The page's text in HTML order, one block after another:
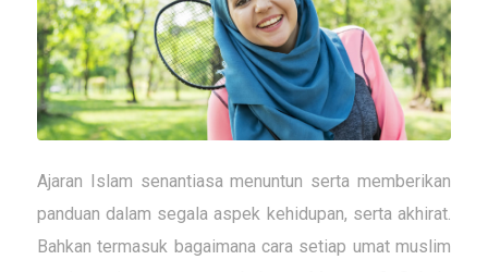
Ajaran Islam senantiasa menuntun serta memberikan
panduan dalam segala aspek kehidupan, serta akhirat.
Bahkan termasuk bagaimana cara setiap umat muslim